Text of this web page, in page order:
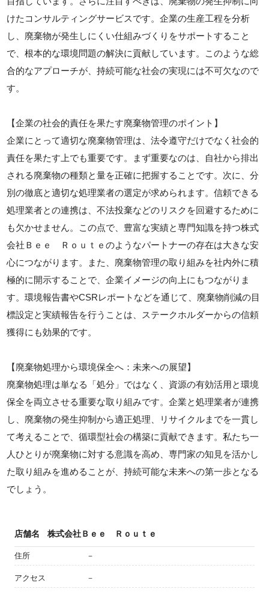
けたコンサルティングサービスです。企業の生産工程を分析
し、廃棄物が発生しにくい仕組みづくりをサポートすること
で、根本的な環境問題の解決に貢献しています。このような総
合的なアプローチが、持続可能な社会の実現には不可欠なので
す。
【企業の社会的責任を果たす廃棄物管理のポイント】
企業にとって適切な廃棄物管理は、法令遵守だけでなく社会的
責任を果たす上でも重要です。まず重要なのは、自社から排出
される廃棄物の種類と量を正確に把握することです。次に、分
別の徹底と適切な処理業者の選定が求められます。信頼できる
処理業者との連携は、不法投棄などのリスクを回避するために
も欠かせません。この点で、豊富な実績と専門知識を持つ株式
会社Ｂｅｅ Ｒｏｕｔｅのようなパートナーの存在は大きな安
心につながります。また、廃棄物管理の取り組みを社内外に積
極的に開示することで、企業イメージの向上にもつながりま
す。環境報告書やCSRレポートなどを通じて、廃棄物削減の目
標設定と実績報告を行うことは、ステークホルダーからの信頼
獲得にも効果的です。
【廃棄物処理から環境保全へ：未来への展望】
廃棄物処理は単なる「処分」ではなく、資源の有効活用と環境
保全を両立させる重要な取り組みです。企業と処理業者が連携
し、廃棄物の発生抑制から適正処理、リサイクルまでを一貫し
て考えることで、循環型社会の構築に貢献できます。私たち一
人ひとりが廃棄物に対する意識を高め、専門家の知見を活かし
た取り組みを進めることが、持続可能な未来への第一歩となる
でしょう。
店舗名 株式会社Ｂｅｅ Ｒｏｕｔｅ
住所 －
アクセス －